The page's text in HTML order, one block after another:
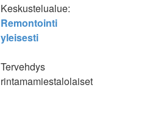
Keskustelualue:
Remontointi
yleisesti
Tervehdys
rintamamiestalolaiset